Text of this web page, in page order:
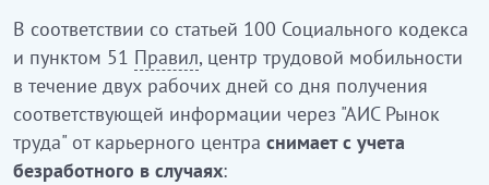
В соответствии со статьей 100 Социального кодекса
и пунктом 51 Правил, центр трудовой мобильности
в течение двух рабочих дней со дня получения
соответствующей информации через "АИС Рынок
труда" от карьерного центра снимает с учета
безработного в случаях: